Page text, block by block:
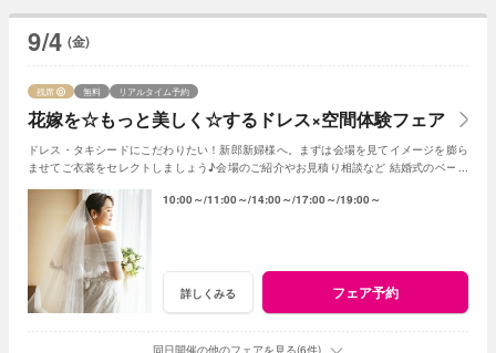
9/4 (金)
花嫁を☆もっと美しく☆するドレス×空間体験フェア
残席 無料 リアルタイム予約
ドレス・タキシードにこだわりたい！新郎新婦様へ。まずは会場を見てイメージを膨ら
ませてご衣裳をセレクトしましょう♪会場のご紹介やお見積り相談など 結婚式のベース
10:00～ 11:00～ 14:00～ 17:00～ 19:00～
詳しくみる フェア予約
同日開催の他のフェアを見る(6件)